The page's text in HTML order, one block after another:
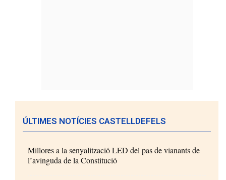
ÚLTIMES NOTÍCIES CASTELLDEFELS
Millores a la senyalització LED del pas de vianants de
l’avinguda de la Constitució